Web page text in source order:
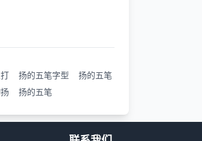
扬的五笔字型
扬的五笔
扬的五笔